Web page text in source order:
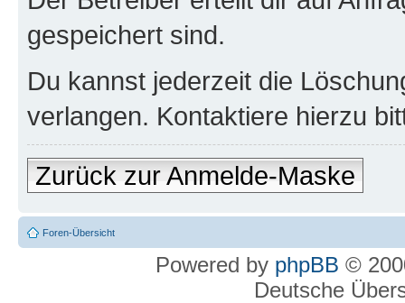
gespeichert sind.
Du kannst jederzeit die
verlangen. Kontaktiere hierzu
Zurück zur Anmelde-Maske
Foren-Übersicht
Powered by phpBB ©
Deutsche